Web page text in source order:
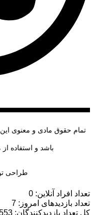
تمام حقوق مادی و معنوی
باشد و استفاده
طراحی
تعداد افراد آنلاین: 0
تعداد بازدیدهای امروز: 7
کل تعداد بازدیدکنندگان: 24553